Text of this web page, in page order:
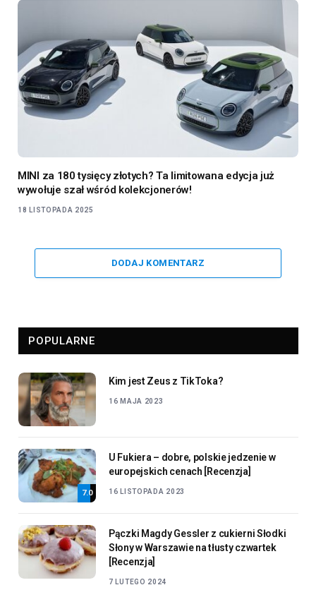
MINI za 180 tysięcy złotych? Ta limitowana edycja już
wywołuje szał wśród kolekcjonerów!
18 LISTOPADA 2025
DODAJ KOMENTARZ
POPULARNE
Kim jest Zeus z TikToka?
16 MAJA 2023
7.0
U Fukiera – dobre, polskie jedzenie w
europejskich cenach [Recenzja]
16 LISTOPADA 2023
Pączki Magdy Gessler z cukierni Słodki
Słony w Warszawie na tłusty czwartek
[Recenzja]
7 LUTEGO 2024